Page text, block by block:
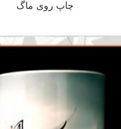
چاپ روی ماگ